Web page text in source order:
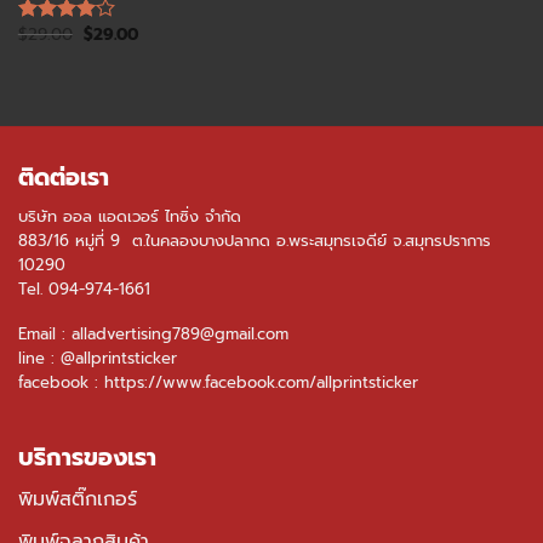
Rated
$29.00 $29.00
ติดต่อเรา
บริษัท ออล แอดเวอร์ ไทซิ่ง จำกัด
883/16 หมู่ที่ 9 ต.ในคลองบางปลากด อ.พระสมุทรเจดีย์ จ.สมุทรปราการ
10290
Tel. 094-974-1661
Email : alladvertising789@gmail.com
line : @allprintsticker
facebook : https://www.facebook.com/allprintsticker
บริการของเรา
พิมพ์สติ๊กเกอร์